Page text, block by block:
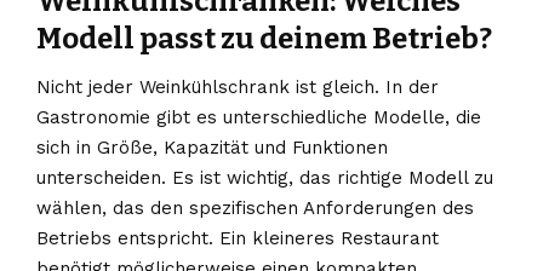
Modell passt zu deinem Betrieb?
Nicht jeder Weinkühlschrank ist gleich. In der
Gastronomie gibt es unterschiedliche Modelle, die
sich in Größe, Kapazität und Funktionen
unterscheiden. Es ist wichtig, das richtige Modell zu
wählen, das den spezifischen Anforderungen des
Betriebs entspricht. Ein kleineres Restaurant